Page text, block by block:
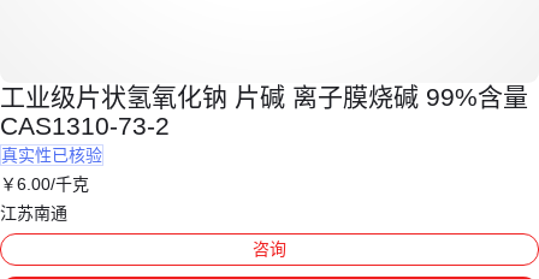
工业级片状氢氧化钠 片碱 离子膜烧碱 99%含量
CAS1310-73-2
真实性已核验
￥6 .00/千克
江苏南通
咨询